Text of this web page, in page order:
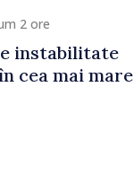
de
efectuate în
2 ore
instabilitate
cea mai mare